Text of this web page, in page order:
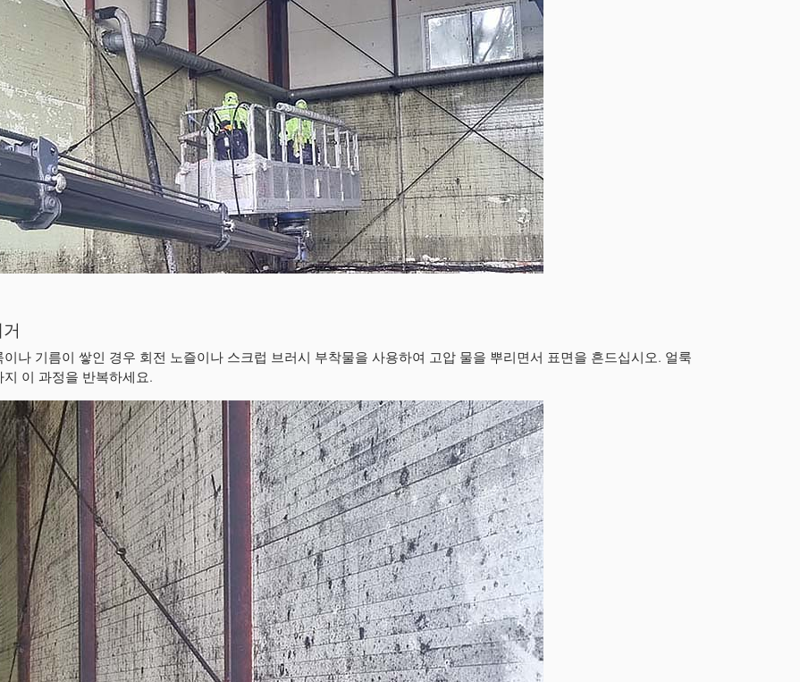
나 기름이 쌓인 경우 회전 노즐이나 스크럽 브러시 부착물을 사용하여 고압 물을 뿌리면서 표면을 흔드십시오. 얼룩
이 과정을 반복하세요.